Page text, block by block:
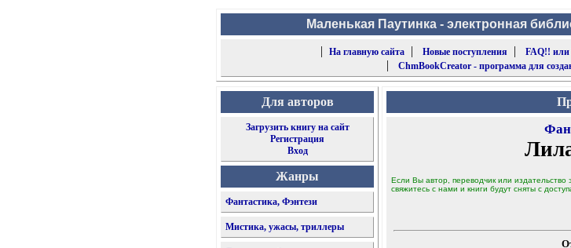
Маленькая Паутинка - электронная
|
На главную сайта| Новые поступления | FAQ!!
|
ChmBookCreator - программа для
Для авторов
Загрузить книгу на сайт
Регистрация
Вход
Жанры
Фантастика, Фэнтези
Мистика, ужасы, триллеры
Если Вы автор, переводчик или
свяжитесь с нами и книги будут сняты с